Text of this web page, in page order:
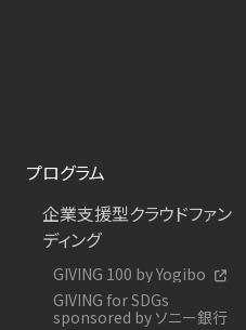
プログラム
企業支援型クラウドファン
ディング
GIVING 100 by Yogibo
GIVING for SDGs
sponsored by ソニー銀行